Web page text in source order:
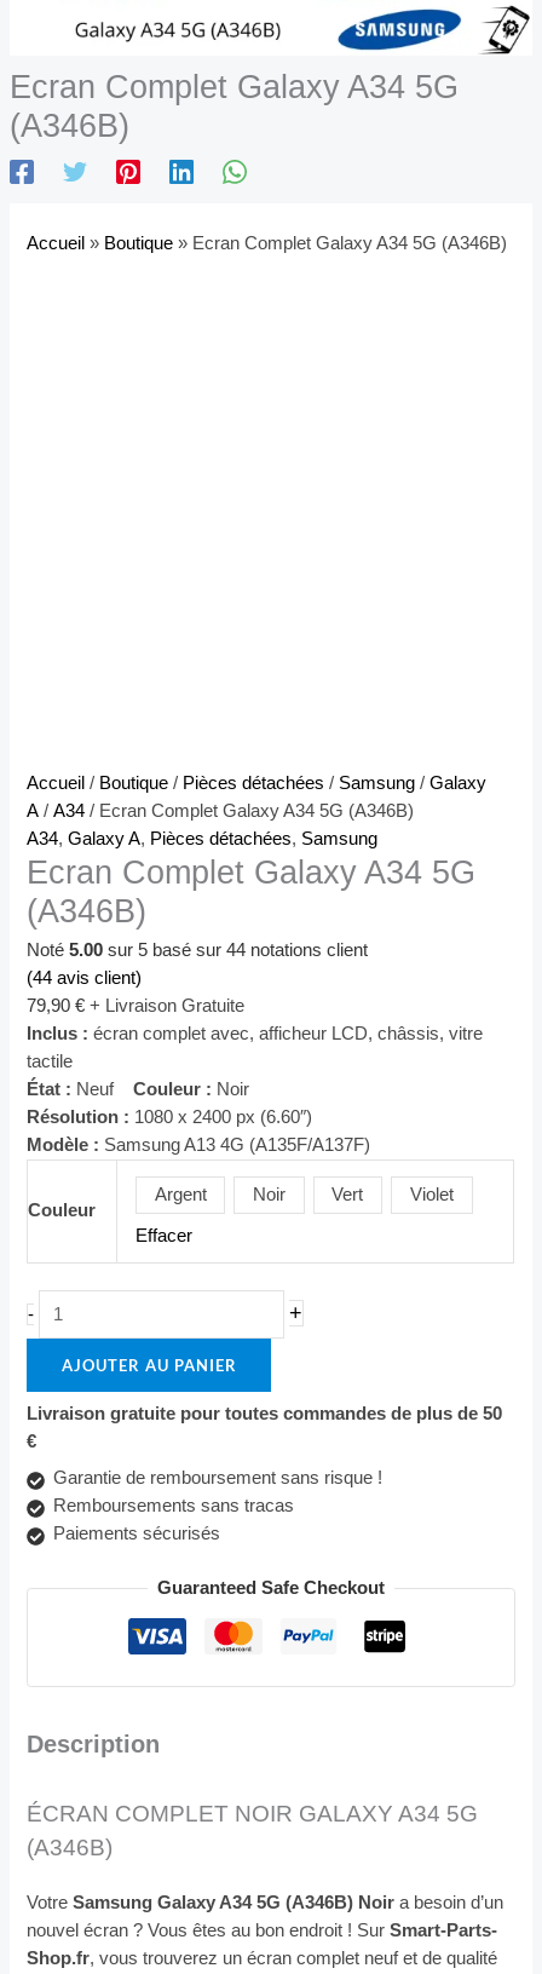
Ecran Complet Galaxy A34 5G
(A346B)
Accueil » Boutique » Ecran Complet Galaxy A34 5G (A346B)
Accueil / Boutique / Pièces détachées / Samsung /Galaxy
A /A34 / Ecran Complet Galaxy A34 5G (A346B)
A34,Galaxy A, Pièces détachées, Samsung
Ecran Complet Galaxy A34 5G
(A346B)
Noté5.00 sur 5 basé sur44 notations client
(44 avis client)
79,90€ + Livraison Gratuite
Inclus :écran complet avec, afficheur LCD, châssis, vitre
tactile
État : NeufCouleur : Noir
Résolution : 1080 x 2400 px (6.60″)
Modèle : Samsung A13 4G (A135F/A137F)
Couleur
Argent Noir Vert Violet
Effacer
-
quantité
de
Ecran
Complet
A34
5G
(A346B)
+
AJOUTER AU PANIER
Livraison gratuite pour toutes commandes de plus de 50
€
Garantie de remboursement sans risque !
Remboursements sans tracas
Paiements sécurisés
Guaranteed Safe Checkout
Description
ÉCRAN COMPLET NOIR GALAXY A34 5G
(A346B)
VotreSamsung Galaxy A34 5G (A346B) Noir a besoin d’un
nouvel écran ? Vous êtes au bon endroit ! SurSmart-Parts-
Shop.fr, vous trouverez un écran complet neuf et de qualité